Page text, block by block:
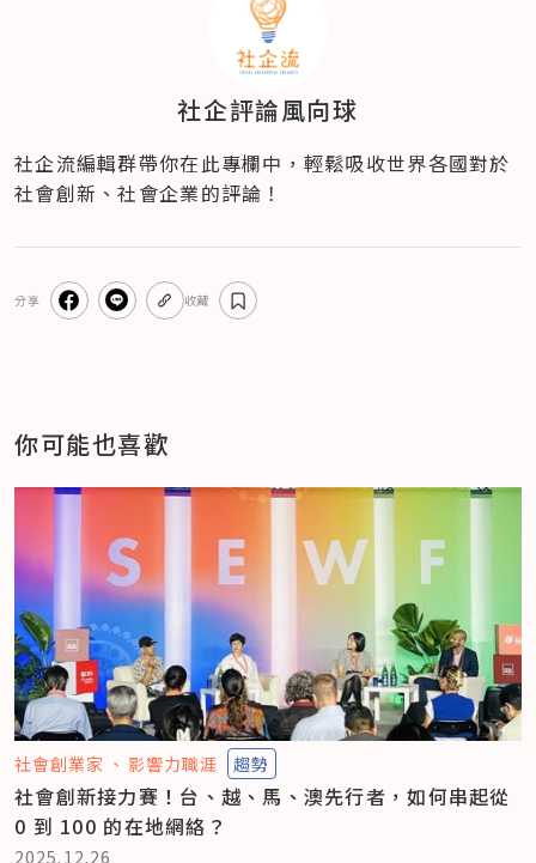
社企評論風向球
社企流編輯群帶你在此專欄中，輕鬆吸收世界各國對於
社會創新、社會企業的評論！
分享 收藏
你可能也喜歡
社會創業家 影響力職涯 趨勢
社會創新接力賽！台、越、馬、澳先行者，如何串起從
0 到 100 的在地網絡？
2025.12.26